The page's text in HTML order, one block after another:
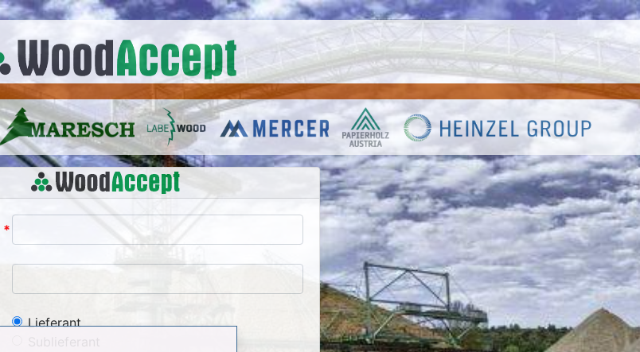
Lieferant